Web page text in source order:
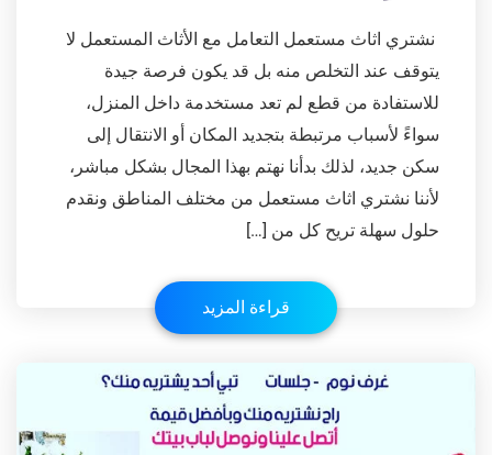
نشتري اثاث مستعمل التعامل مع الأثاث المستعمل لا
يتوقف عند التخلص منه بل قد يكون فرصة جيدة
للاستفادة من قطع لم تعد مستخدمة داخل المنزل،
سواءً لأسباب مرتبطة بتجديد المكان أو الانتقال إلى
سكن جديد، لذلك بدأنا نهتم بهذا المجال بشكل مباشر،
لأننا نشتري اثاث مستعمل من مختلف المناطق ونقدم
حلول سهلة تريح كل من […]
قراءة المزيد